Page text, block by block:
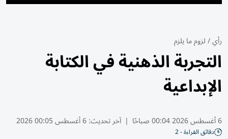
رأي/لزوم ما يلزم
التجربة الذهنية في الكتابة
الإبداعية
6 أغسطس 2026 00:04 صباحًا | آخر تحديث:6 أغسطس 00:05 2026
دقائق القراءة - 2